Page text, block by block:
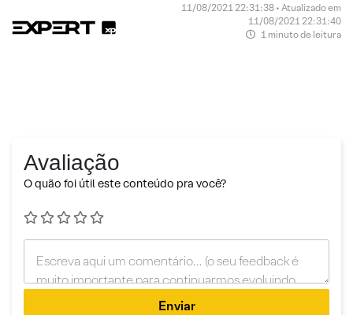
11/08/2021 22:31:38 • Atualizado em
11/08/2021 22:31:40
1 minuto de leitura
Avaliação
O quão foi útil este conteúdo pra você?
Enviar